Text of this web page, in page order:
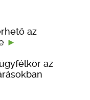
az
az